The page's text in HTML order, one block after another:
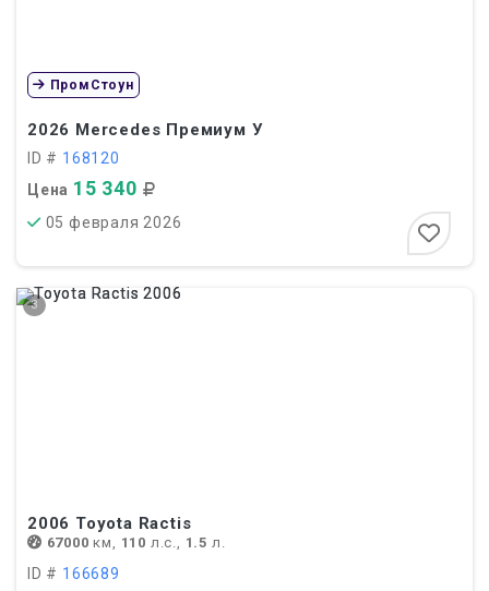
2026 Mercedes Премиум У
ID # 168120
Цена 15 340
ПромСтоун
05 февраля 2026
3
2006 Toyota Ractis
67000 км, 110 л.с., 1.5 л.
ID # 166689